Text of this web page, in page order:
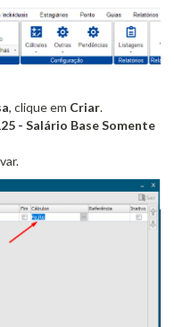
, clique em Criar.
- Salário Base Somente